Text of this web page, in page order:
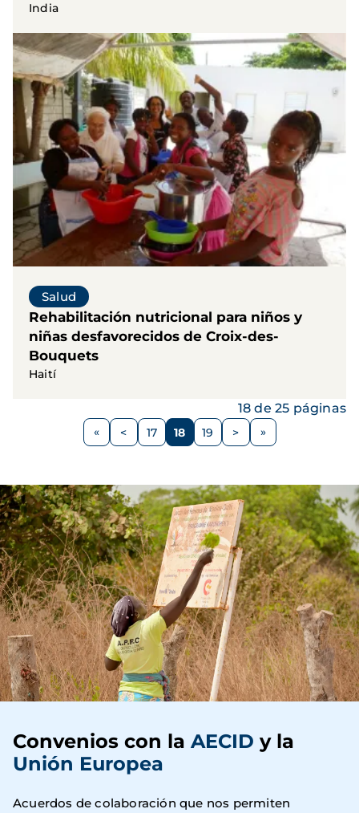
India
Salud
Rehabilitación nutricional para niños y
niñas desfavorecidos de Croix-des-
Bouquets
Haití
Paginación
Página
< Página
17 Página
18 Página
19
Siguiente
>
18 de 25 páginas
Convenios con la AECID y la
Unión Europea
Acuerdos de colaboración que nos permiten